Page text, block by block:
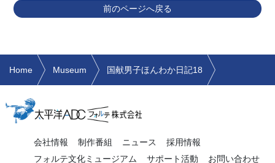
前のページへ戻る
Home Museum 国献男子ほんわか日記18
会社情報 制作番組 ニュース
採用情報
フォルテ文化ミュージアム
サポート活動 お問い合わせ